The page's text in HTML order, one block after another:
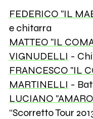
FEDERICO "IL
e chitarra
MATTEO "IL
VIGNUDELLI -
FRANCESCO "IL
MARTINELLI -
LUCIANO
“Scorretto Tour